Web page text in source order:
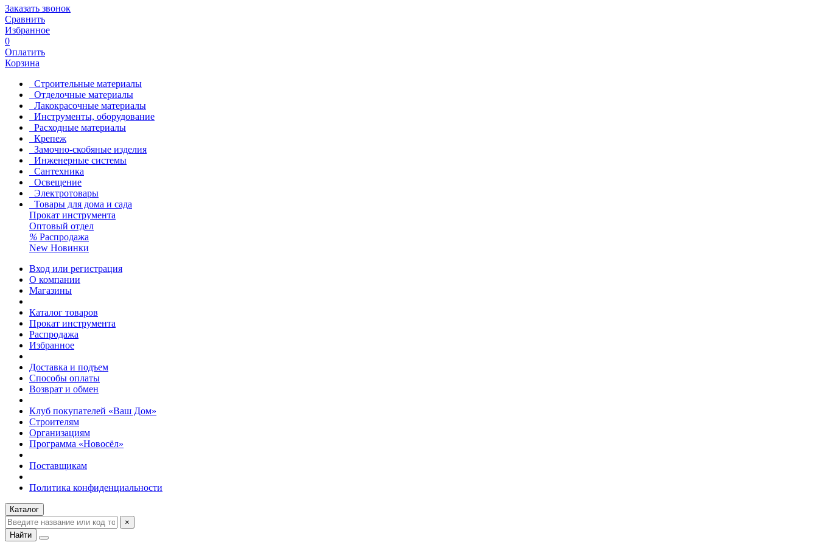
Заказать звонок
Сравнить
Избранное
0
Оплатить
Корзина
Строительные материалы
Отделочные материалы
Лакокрасочные материалы
Инструменты, оборудование
Расходные материалы
Крепеж
Замочно-скобяные изделия
Инженерные системы
Сантехника
Освещение
Электротовары
Товары для дома и сада
Прокат инструмента
Оптовый отдел
% Распродажа
New Новинки
Вход или регистрация
О компании
Магазины
Каталог товаров
Прокат инструмента
Распродажа
Избранное
Доставка и подъем
Способы оплаты
Возврат и обмен
Клуб покупателей «Ваш Дом»
Строителям
Организациям
Программа «Новосёл»
Поставщикам
Политика конфиденциальности
Каталог
×
Найти